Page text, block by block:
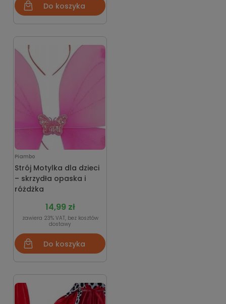
Do koszyka
Piambo
Strój Motylka dla dzieci
– skrzydła opaska i
różdżka
14,99 zł
zawiera 23% VAT, bez kosztów
dostawy
Do koszyka